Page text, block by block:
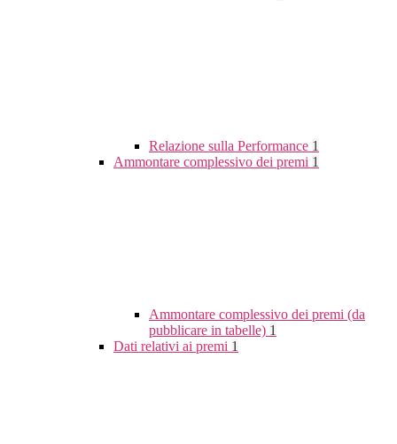
Relazione sulla Performance 1
Ammontare complessivo dei premi 1
Ammontare complessivo dei premi (da
pubblicare in tabelle) 1
Dati relativi ai premi 1